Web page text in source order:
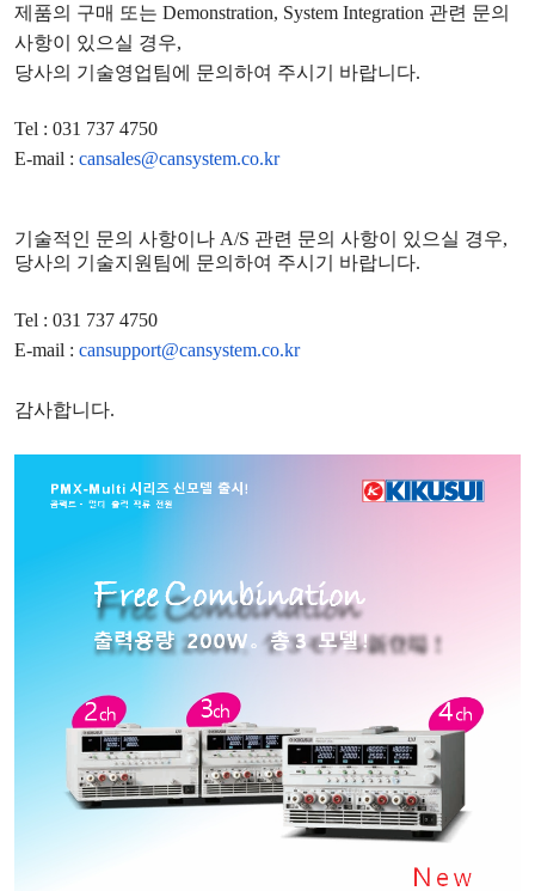
제품의 구매 또는 Demonstration, System Integration 관련 문의
사항이 있으실 경우,
당사의 기술영업팀에 문의하여 주시기 바랍니다.
Tel : 031 737 4750
E-mail : cansales@cansystem.co.kr
기술적인 문의 사항이나 A/S 관련 문의 사항이 있으실 경우,
당사의 기술지원팀에 문의하여 주시기 바랍니다.
Tel : 031 737 4750
E-mail : cansupport@cansystem.co.kr
감사합니다.